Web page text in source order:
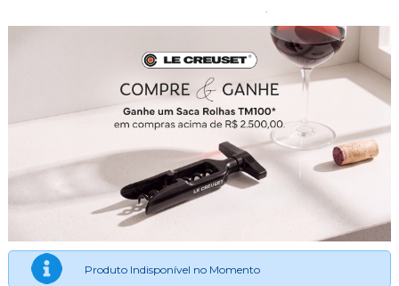
Produto Indisponível no Momento